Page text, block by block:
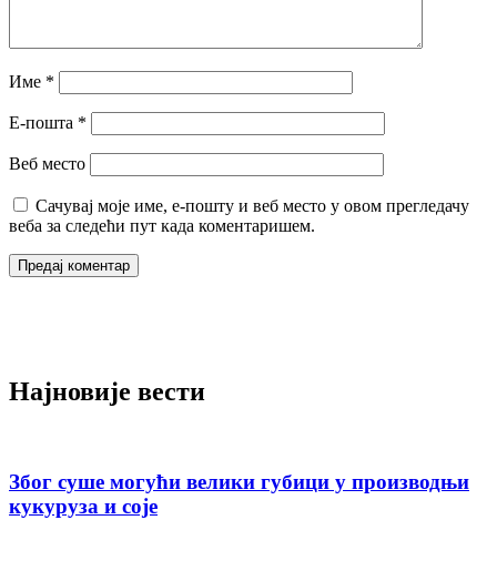
Име *
Е-пошта *
Веб место
Сачувај моје име, е-пошту и веб место у овом прегледачу
веба за следећи пут када коментаришем.
Најновије вести
Због суше могући велики губици у производњи
кукуруза и соје